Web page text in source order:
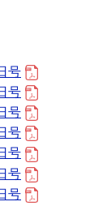
号
号
号
号
号
号
号